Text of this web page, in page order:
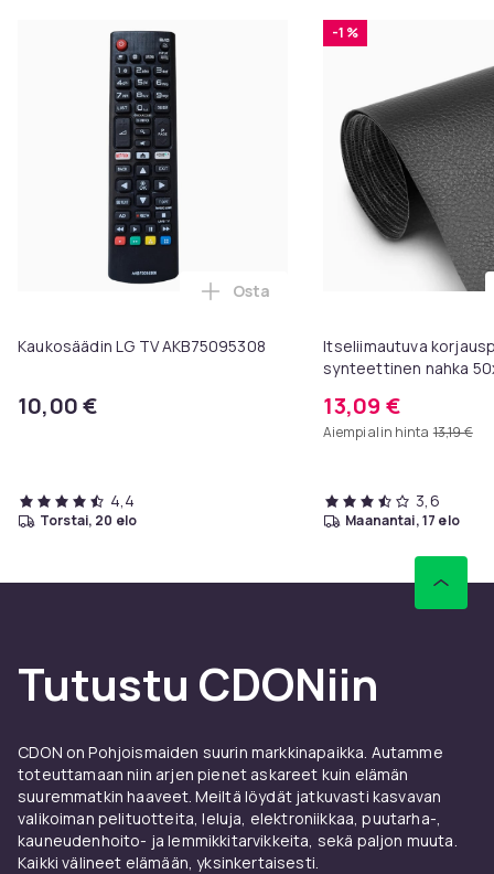
Kaukosäädin LG TV AKB75095308
10,00 €
Lisää Kaukosäädin LG TV
Osta
4,4
torstai, 20 elo
-1 %
Itseliimautuva
synteettinen nahka
13,09 €
Aiempi alin hinta 13,19 €
3,6
maanantai, 17 elo
Tutustu CDONiin
CDON on Pohjoismaiden suurin markkinapaikka. Autamme
toteuttamaan niin arjen pienet askareet kuin elämän
suuremmatkin haaveet. Meiltä löydät jatkuvasti kasvavan
valikoiman pelituotteita, leluja, elektroniikkaa, puutarha-,
kauneudenhoito- ja lemmikkitarvikkeita, sekä paljon muuta.
Kaikki välineet elämään, yksinkertaisesti.